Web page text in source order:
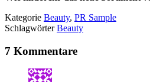
Kategorie Beauty, PR Sample
SchlagwörterBeauty
7 Kommentare